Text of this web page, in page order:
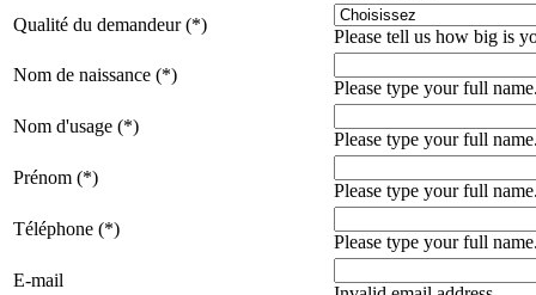
Qualité du demandeur (*)
Please tell us how big is
Nom de naissance (*)
Please type your full
Nom d'usage (*)
Please type your full
Prénom (*)
Please type your full
Téléphone (*)
Please type your full
E-mail